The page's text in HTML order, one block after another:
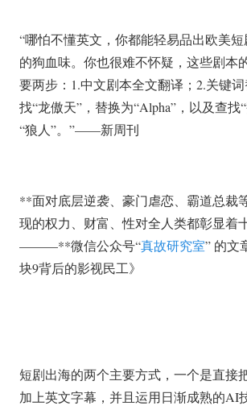
“哪怕不懂英文，你都能轻易品出欧美
的狗血味。你也很难不怀疑，这些剧本
要两步：1.中文剧本全文翻译；2.关键
找“龙傲天”，替换为“Alpha”，以及查找
“狼人”。”——新周刊
**面对底层逆袭、豪门虐恋、霸道总裁
现的权力、财富、性对全人类都彰显着
———**微信公众号“真故研究室” 的文
块9背后的影视民工》
短剧出海的两个主要方式，一个是直接
加上英文字幕，并且运用日渐成熟的AI